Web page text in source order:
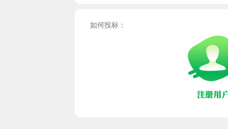
如何投标：